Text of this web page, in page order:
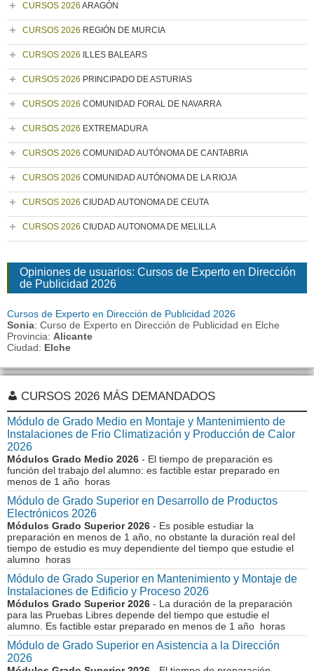
CURSOS 2026 ARAGÓN
CURSOS 2026 REGIÓN DE MURCIA
CURSOS 2026 ILLES BALEARS
CURSOS 2026 PRINCIPADO DE ASTURIAS
CURSOS 2026 COMUNIDAD FORAL DE NAVARRA
CURSOS 2026 EXTREMADURA
CURSOS 2026 COMUNIDAD AUTÓNOMA DE CANTABRIA
CURSOS 2026 COMUNIDAD AUTÓNOMA DE LA RIOJA
CURSOS 2026 CIUDAD AUTONOMA DE CEUTA
CURSOS 2026 CIUDAD AUTONOMA DE MELILLA
Opiniones de usuarios: Cursos de Experto en Dirección
de Publicidad 2026
Cursos de Experto en Dirección de Publicidad 2026
Sonia: Curso de Experto en Dirección de Publicidad en Elche
Provincia: Alicante
Ciudad: Elche
CURSOS 2026 MÁS DEMANDADOS
Módulo de Grado Medio en Montaje y Mantenimiento de
Instalaciones de Frio Climatización y Producción de Calor
2026
Módulos Grado Medio 2026 - El tiempo de preparación es
función del trabajo del alumno: es factible estar preparado en
menos de 1 año horas
Módulo de Grado Superior en Desarrollo de Productos
Electrónicos 2026
Módulos Grado Superior 2026 - Es posible estudiar la
preparación en menos de 1 año, no obstante la duración real del
tiempo de estudio es muy dependiente del tiempo que estudie el
alumno horas
Módulo de Grado Superior en Mantenimiento y Montaje de
Instalaciones de Edificio y Proceso 2026
Módulos Grado Superior 2026 - La duración de la preparación
para las Pruebas Libres depende del tiempo que estudie el
alumno. Es factible estar preparado en menos de 1 año horas
Módulo de Grado Superior en Asistencia a la Dirección
2026